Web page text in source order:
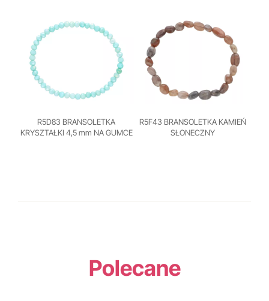
R5D83 BRANSOLETKA
KRYSZTAŁKI 4,5 mm NA GUMCE
R5F43 BRANSOLETKA KAMIEŃ
SŁONECZNY
Polecane